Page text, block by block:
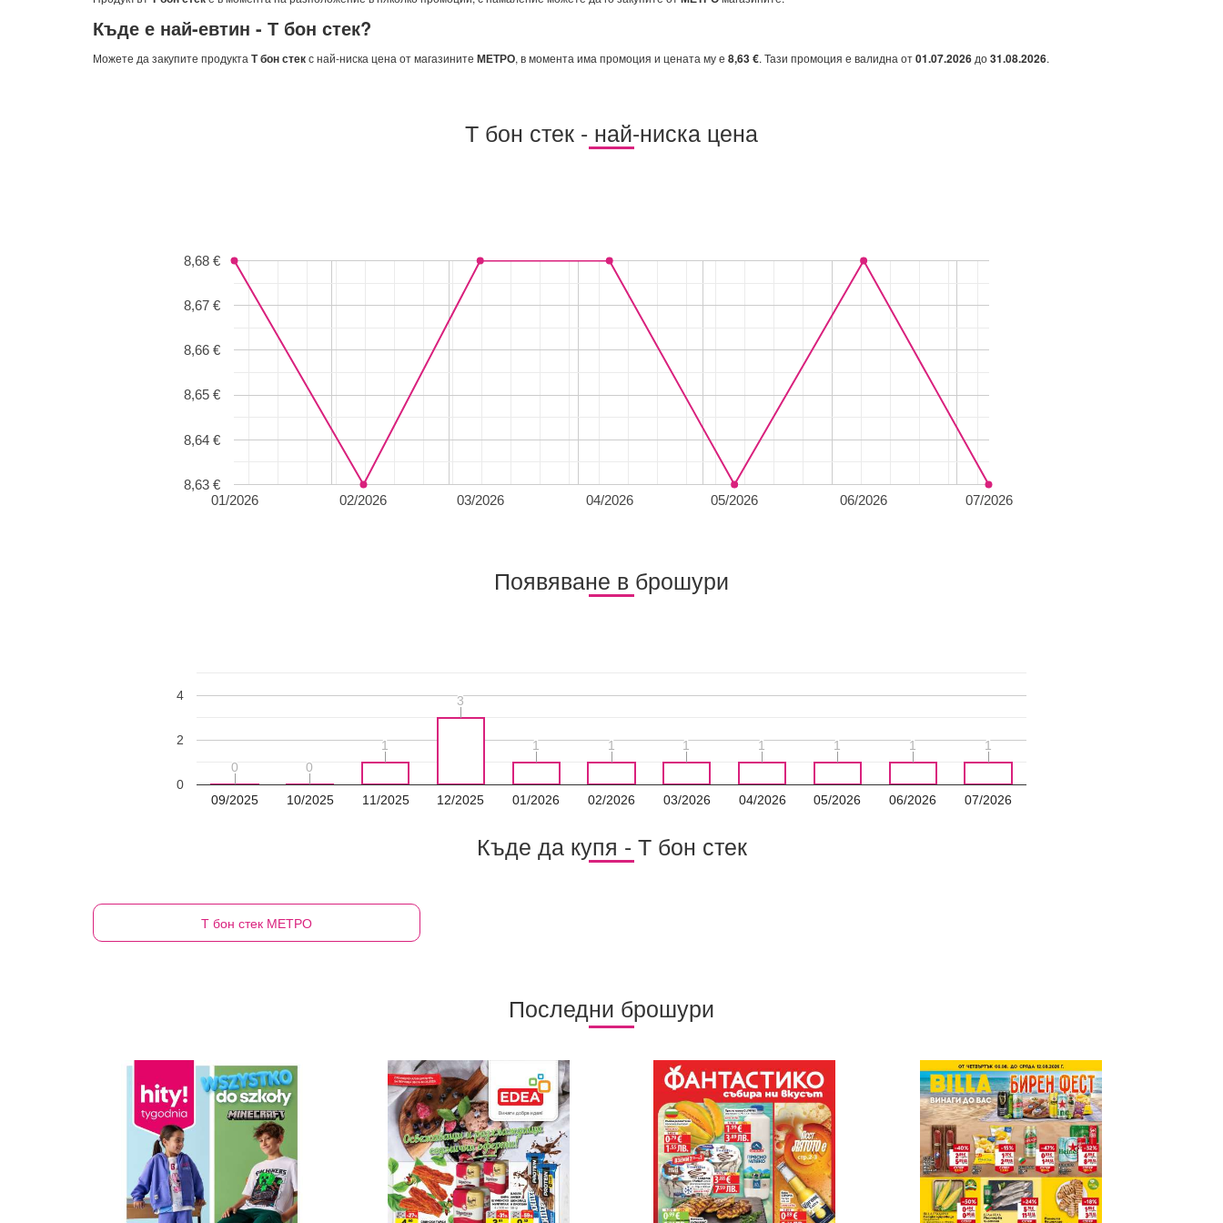
Къде е най-евтин - Т бон стек?
Можете да закупите продукта Т бон стекс най-ниска цена от магазините МЕТРО, в момента има промоция и цената му е 8,63 €. Тази промоция е валидна от01.07.2026 до31.08.2026.
Т бон стек - най-ниска цена
01/2026 02/2026 03/2026 04/2026 05/2026 06/2026 07/2026
8,63 €
8,64 €
8,65 €
8,66 €
8,67 €
8,68 €
Появяване в брошури
09/2025 10/2025 11/2025 12/2025 01/2026 02/2026 03/2026 04/2026 05/2026 06/2026 07/2026
0
2
4
0
0 0
0
1
1
3
3
1
1 1
1 1
1 1
1 1
1 1
1 1
1
Къде да купя - Т бон стек
Т бон стек МЕТРО
Последни брошури